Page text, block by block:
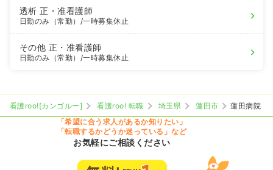
透析正・准看護師
日勤のみ（常勤） /一時募集休止
その他 正・准看護師
日勤のみ（常勤） /一時募集休止
看護roo![カンゴルー] 看護roo! 転職 埼玉県 蓮田市
蓮田病院
「希望に合う求人があるか知りたい」
「転職するかどうか迷っている」など
お気軽にご相談ください